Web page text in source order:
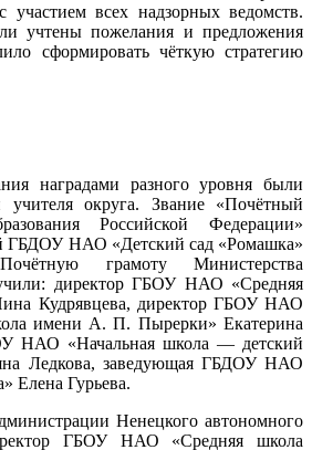
участием всех надзорных ведомств.
учтены пожелания и предложения
сформировать чёткую стратегию
наградами разного уровня были
округа. Звание «Почётный
Российской Федерации»
ГБДОУ НАО «Детский сад «Ромашка»
грамоту Министерства
директор ГБОУ НАО «Средняя
Кудрявцева, директор ГБОУ НАО
имени А. П. Пырерки» Екатерина
НАО «Начальная школа — детский
Ледкова, заведующая ГБДОУ НАО
Елена Гурьева.
Ненецкого автономного
ГБОУ НАО «Средняя школа